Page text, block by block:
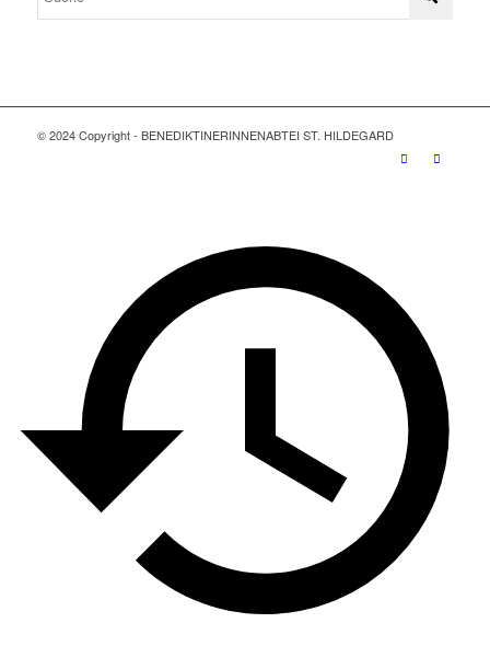
© 2024 Copyright - BENEDIKTINERINNENABTEI ST. HILDEGARD